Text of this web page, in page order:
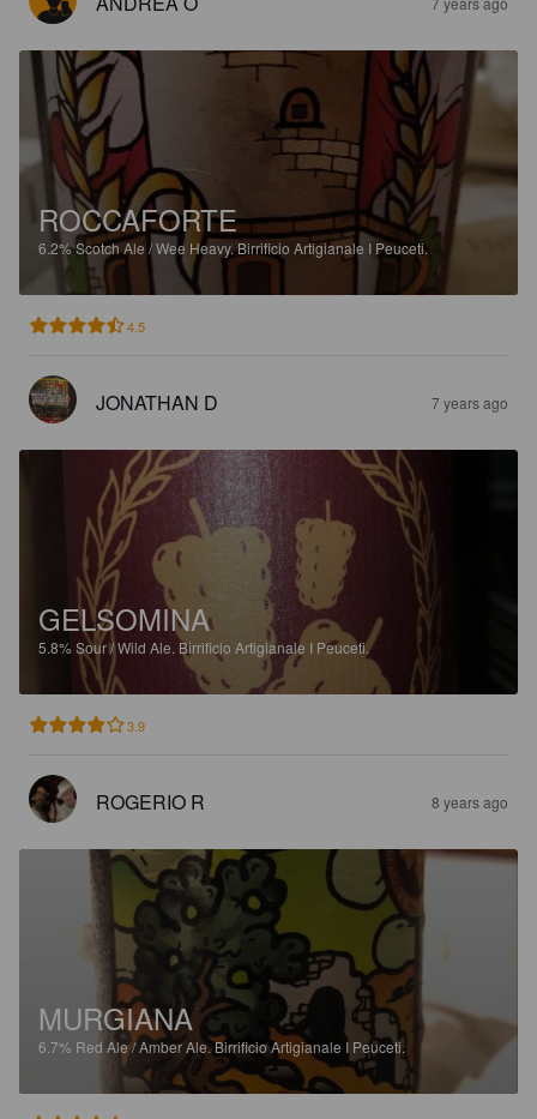
ROCCAFORTE
6.2%Scotch Ale / Wee Heavy.Birrificio Artigianale I Peuceti.
4.5
JONATHAN D 7 years ago
GELSOMINA
5.8%Sour / Wild Ale. Birrificio Artigianale I Peuceti.
3.9
ROGERIO R 8 years ago
MURGIANA
6.7% Red Ale / Amber Ale.Birrificio Artigianale I Peuceti.